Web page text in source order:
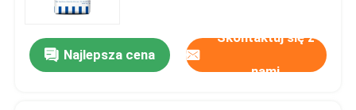
Najlepsza cena
Skontaktuj się z
nami